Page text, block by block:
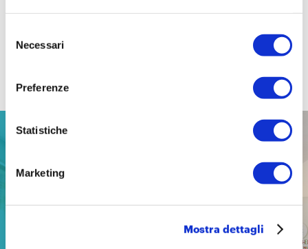
delNecessari
Preferenze
Statistiche
Marketing
Mostra dettagli